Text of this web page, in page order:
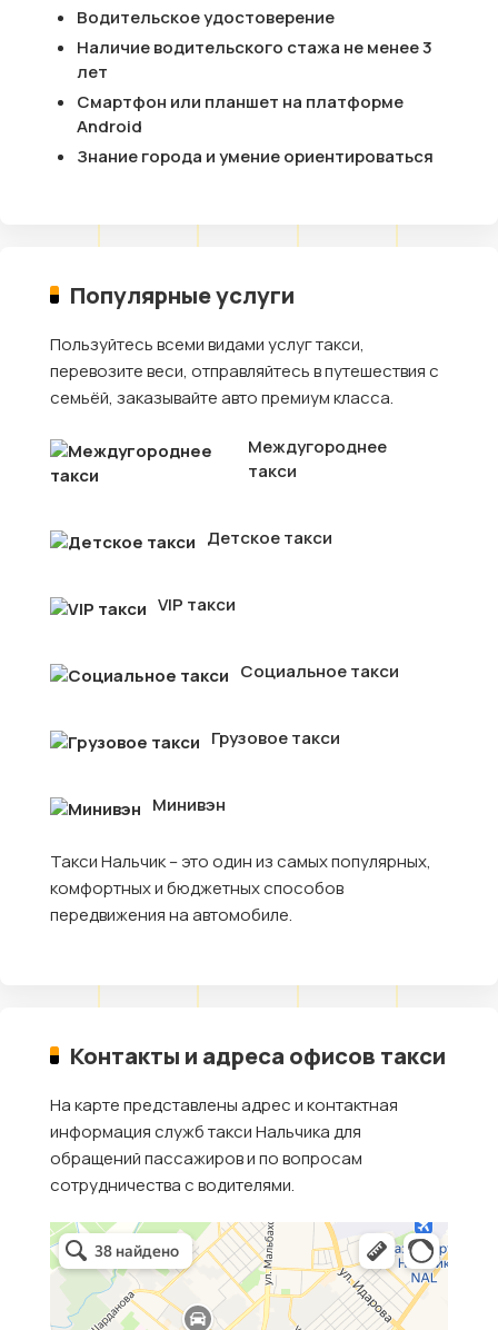
Водительское удостоверение
Наличие водительского стажа не менее 3
лет
Смартфон или планшет на платформе
Android
Знание города и умение ориентироваться
Популярные услуги
Пользуйтесь всеми видами услуг такси,
перевозите веси, отправляйтесь в путешествия с
семьёй, заказывайте авто премиум класса.
Междугороднее
такси
Детское такси
VIP такси
Социальное такси
Грузовое такси
Минивэн
Такси Нальчик – это один из самых популярных,
комфортных и бюджетных способов
передвижения на автомобиле.
Контакты и адреса офисов такси
На карте представлены адрес и контактная
информация служб такси Нальчика для
обращений пассажиров и по вопросам
сотрудничества с водителями.